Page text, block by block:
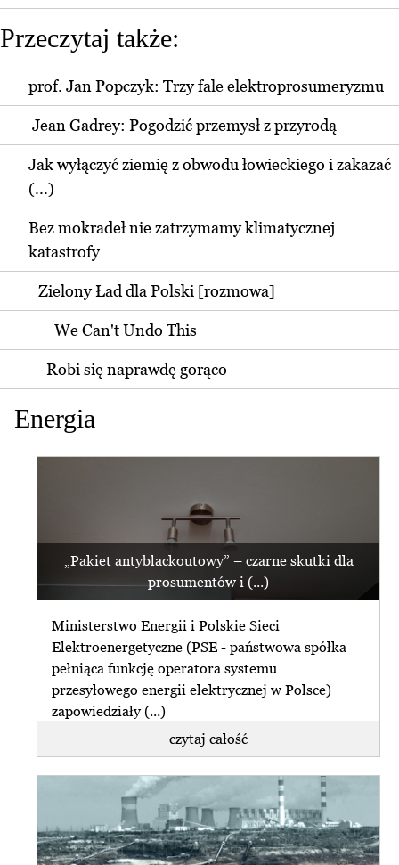
Przeczytaj także:
prof. Jan Popczyk: Trzy fale elektroprosumeryzmu
Jean Gadrey: Pogodzić przemysł z przyrodą
Jak wyłączyć ziemię z obwodu łowieckiego i zakazać
(...)
Bez mokradeł nie zatrzymamy klimatycznej
katastrofy
Zielony Ład dla Polski [rozmowa]
We Can't Undo This
Robi się naprawdę gorąco
Energia
„Pakiet antyblackoutowy” – czarne skutki dla
prosumentów i (...)
Ministerstwo Energii i Polskie Sieci
Elektroenergetyczne (PSE - państwowa spółka
pełniąca funkcję operatora systemu
przesyłowego energii elektrycznej w Polsce)
zapowiedziały (...)
czytaj całość